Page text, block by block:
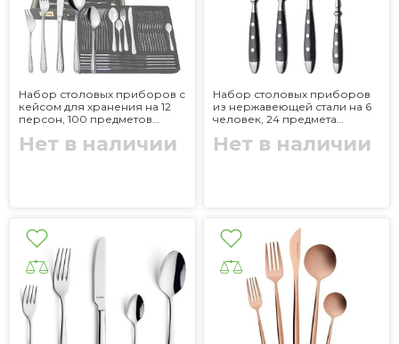
Набор столовых приборов с
кейсом для хранения на 12
персон, 100 предметов
Нет в наличии
Набор столовых приборов
из нержавеющей стали на 6
человек, 24 предмета
Нет в наличии